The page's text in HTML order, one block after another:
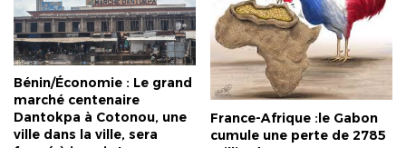
Bénin/Économie : Le grand
marché centenaire
Dantokpa à Cotonou, une
ville dans la ville, sera
France-Afrique :le Gabon
cumule une perte de 2785